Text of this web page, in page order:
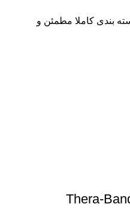
بندی کاملا مطمئن و